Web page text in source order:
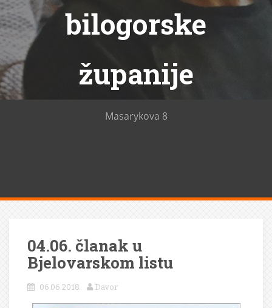
bilogorske
županije
Masarykova 8
04.06. članak u
Bjelovarskom listu
06.06.2018. Davor